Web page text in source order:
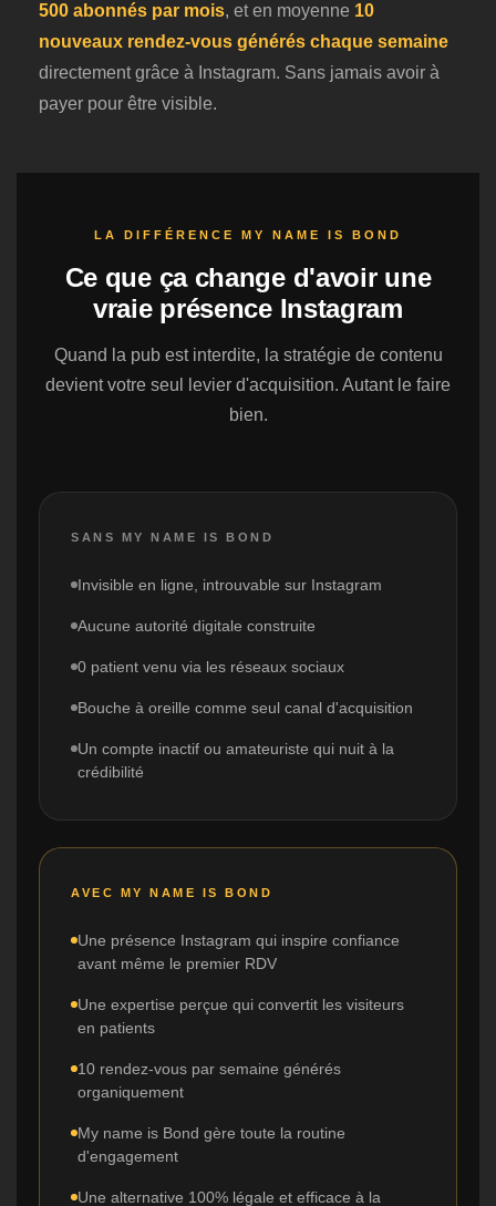
500 abonnés par mois, et en moyenne 10
nouveaux rendez-vous générés chaque semaine
directement grâce à Instagram. Sans jamais avoir à
payer pour être visible.
LA DIFFÉRENCE MY NAME IS BOND
Ce que ça change d'avoir une
vraie présence Instagram
Quand la pub est interdite, la stratégie de contenu
devient votre seul levier d'acquisition. Autant le faire
bien.
SANS MY NAME IS BOND
Invisible en ligne, introuvable sur Instagram
Aucune autorité digitale construite
0 patient venu via les réseaux sociaux
Bouche à oreille comme seul canal d'acquisition
Un compte inactif ou amateuriste qui nuit à la
crédibilité
AVEC MY NAME IS BOND
Une présence Instagram qui inspire confiance
avant même le premier RDV
Une expertise perçue qui convertit les visiteurs
en patients
10 rendez-vous par semaine générés
organiquement
My name is Bond gère toute la routine
d'engagement
Une alternative 100% légale et efficace à la